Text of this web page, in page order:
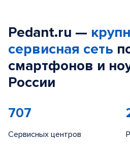
Pedant.ru —
сервисная сеть
смартфонов и
России
707
Сервисных центров